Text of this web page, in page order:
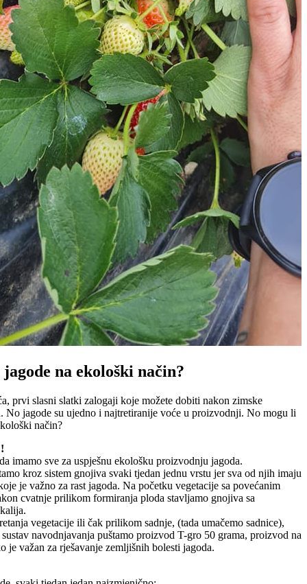
na ekološki način?
prvi slasni slatki zalogaji koje možete dobiti nakon zimske
No jagode su ujedno i najtretiranije voće u proizvodnji. No mogu li
način?
imamo sve za uspješnu ekološku proizvodnju jagoda.
kroz sistem gnojiva svaki tjedan jednu vrstu jer sva od njih imaju
je važno za rast jagoda. Na početku vegetacije sa povećanim
cvatnje prilikom formiranja ploda stavljamo gnojiva sa
vegetacije ili čak prilikom sadnje, (tada umačemo sadnice),
navodnjavanja puštamo proizvod T-gro 50 grama, proizvod na
je važan za rješavanje zemljišnih bolesti jagoda.